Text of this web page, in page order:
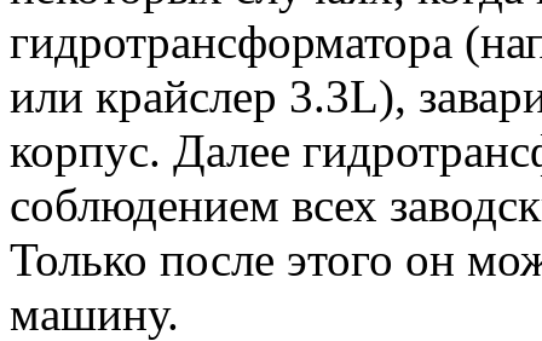
гидротрансформатора
или крайслер 3.3L),
корпус. Далее
соблюдением всех
Только после этого он
машину.